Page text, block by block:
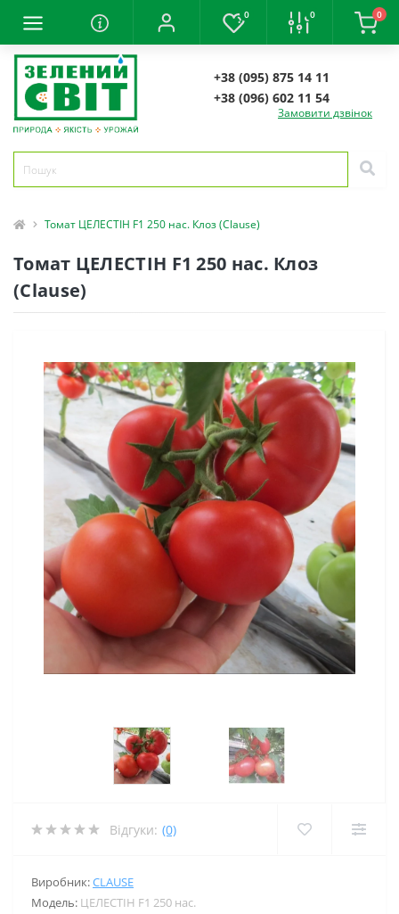
0 0 0
+38 (095) 875 14 11
+38 (096) 602 11 54
Замовити дзвінок
Томат ЦЕЛЕСТІН F1 250 нас. Клоз (Clause)
Томат ЦЕЛЕСТІН F1 250 нас. Клоз
(Clause)
Відгуки: (0)
Виробник:CLAUSE
Модель: ЦЕЛЕСТІН F1 250 нас.